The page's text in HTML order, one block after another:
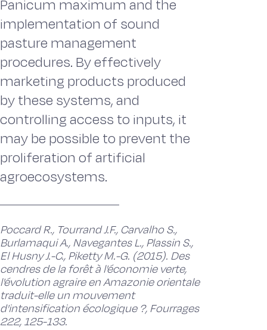
Panicum maximum and the
implementation of sound
pasture management
procedures. By effectively
marketing products produced
by these systems, and
controlling access to inputs, it
may be possible to prevent the
proliferation of artificial
agroecosystems.
Poccard R., Tourrand J.F., Carvalho S.,
Burlamaqui A., Navegantes L., Plassin S.,
El Husny J.-C., Piketty M.-G. (2015). Des
cendres de la forêt à l'économie verte,
l'évolution agraire en Amazonie orientale
traduit-elle un mouvement
d'intensification écologique ?, Fourrages
222, 125-133.